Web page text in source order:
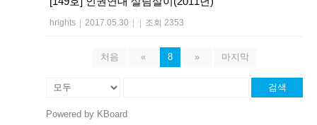
hrights 2017.05.30 조회 2353
처음 « 8 » 마지막
검색
Powered by KBoard